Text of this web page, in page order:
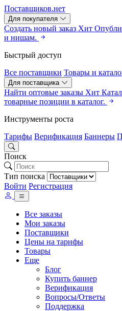
Поставщиков.нет
Для покупателя
Создать новый заказ Хит
и нишам.
Быстрый доступ
Все поставщики Товары и
Для поставщика
Найти оптовые заказы Хит
товарные позиции в каталог.
Инструменты роста
Тарифы Верификация Баннеры
Поиск
Тип поиска
Войти Регистрация
Все заказы
Мои заказы
Поставщики
Цены на тарифы
Товары
Еще
Блог
Купить баннер
Верификация
Вопросы/Ответы
Поддержка